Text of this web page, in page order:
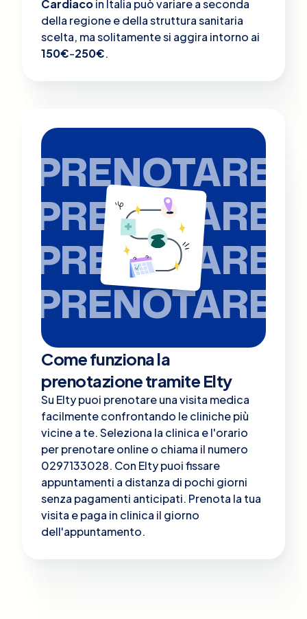
Cardiacoin Italia può variare a seconda
della regione e della struttura sanitaria
scelta, ma solitamente si aggira intorno ai
150€-250€.
PRENOTARE
PRENOTARE
PRENOTARE
PRENOTARE
Come funziona la
prenotazione tramite Elty
Su Elty puoi prenotare una visita medica
facilmente confrontando le cliniche più
vicine a te. Seleziona la clinica e l'orario
per prenotare online o chiama il numero
0297133028. Con Elty puoi fissare
appuntamenti a distanza di pochi giorni
senza pagamenti anticipati. Prenota la tua
visita e paga in clinica il giorno
dell'appuntamento.